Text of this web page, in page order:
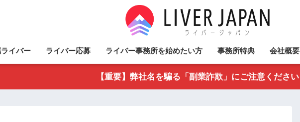
イバー ライバー応募 ライバー事務所を始めたい方 事務所特典 会社概要
【重要】弊社名を騙る「副業詐欺」にご注意ください